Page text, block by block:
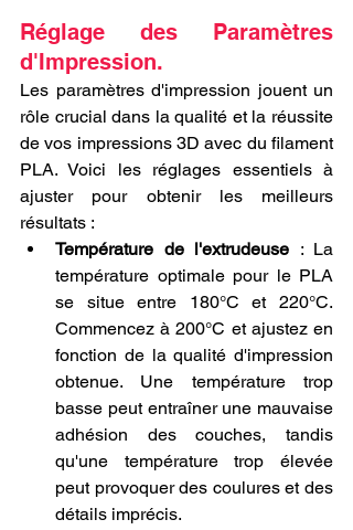
Réglage des Paramètres
d'Impression.
Les paramètres d'impression jouent un
rôle crucial dans la qualité et la réussite
de vos impressions 3D avec du filament
PLA. Voici les réglages essentiels à
ajuster pour obtenir les meilleurs
résultats :
Température de l'extrudeuse : La
température optimale pour le PLA
se situe entre 180°C et 220°C.
Commencez à 200°C et ajustez en
fonction de la qualité d'impression
obtenue. Une température trop
basse peut entraîner une mauvaise
adhésion des couches, tandis
qu'une température trop élevée
peut provoquer des coulures et des
détails imprécis.